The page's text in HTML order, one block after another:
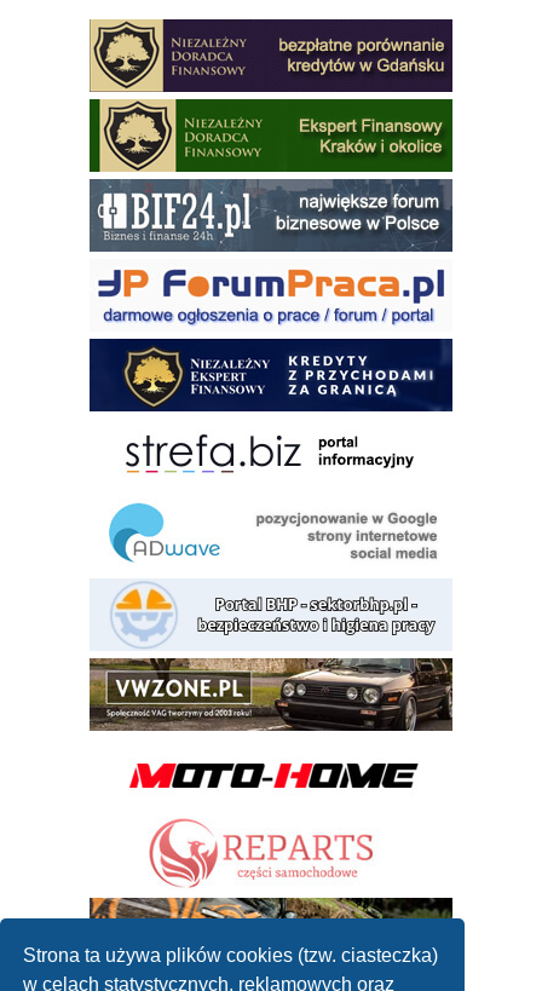
Strona ta używa plików cookies (tzw. ciasteczka)
w celach statystycznych, reklamowych oraz